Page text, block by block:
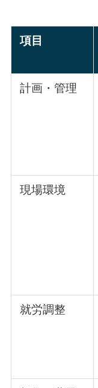
項目
計画・管理
現場環境
就労調整